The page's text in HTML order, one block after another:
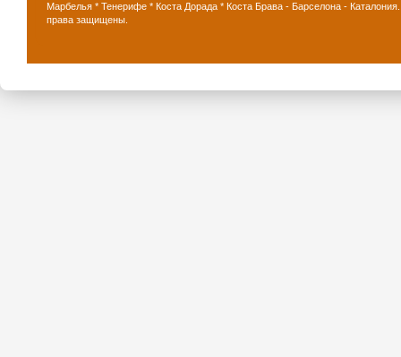
Марбелья * Тенерифе * Коста Дорада * Коста Брава - Барселона -
права защищены.